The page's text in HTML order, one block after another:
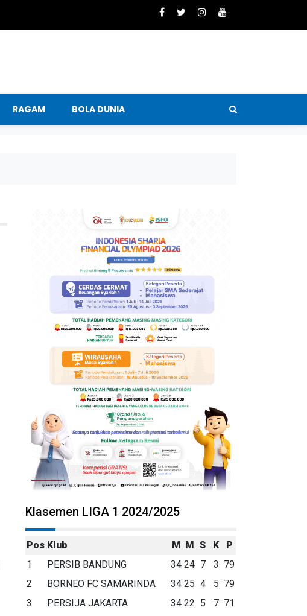
RAGAM BOLA DUNIA
Klasemen LIGA 1 2024/2025
Pos Klub M M S K
P
1
PERSIB BANDUNG 34 24 7 3 79
2
BORNEO FC SAMARINDA 34 25 4 5 79
3
PERSIJA JAKARTA 34 22 5 7 71